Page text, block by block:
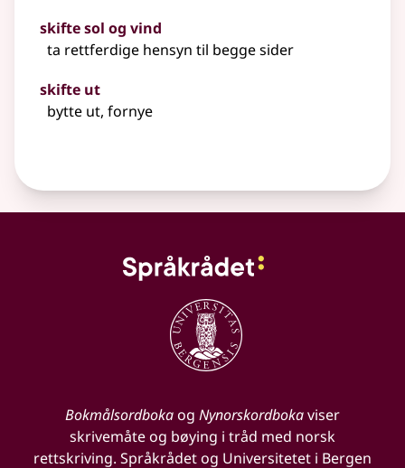
skifte sol og vind
ta rettferdige hensyn til begge sider
skifte ut
bytte ut, fornye
Bokmålsordbokaog Nynorskordbokaviser
skrivemåte og bøying i tråd med norsk
rettskriving. Språkrådet og Universitetet i Bergen